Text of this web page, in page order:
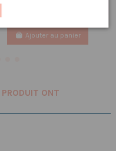
Ajouter au panier
ONT